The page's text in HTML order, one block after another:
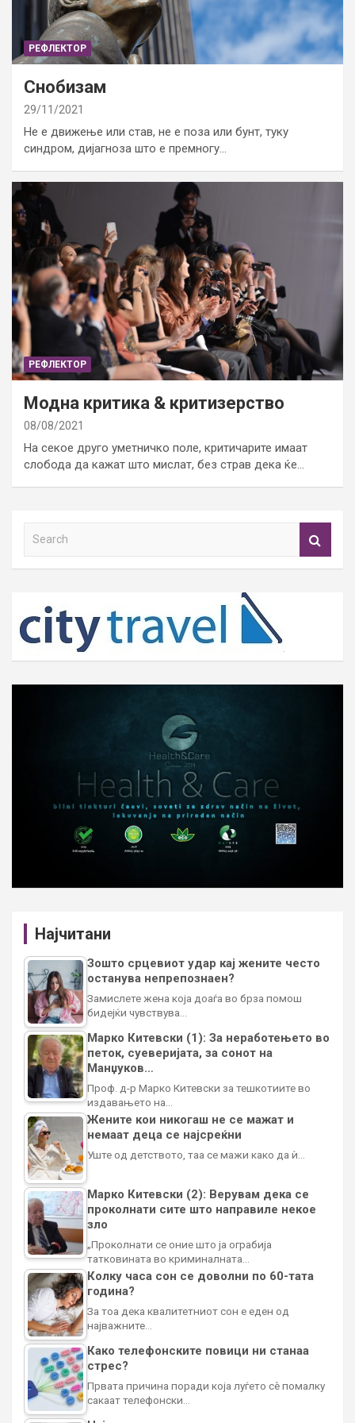
РЕФЛЕКТОР
Снобизам
29/11/2021
Не е движење или став, не е поза или бунт, туку
синдром, дијагноза што е премногу…
РЕФЛЕКТОР
Модна критика & критизерство
08/08/2021
На секое друго уметничко поле, критичарите имаат
слобода да кажат што мислат, без страв дека ќе…
h
Најчитани
Зошто срцевиот удар кај жените често
останува непрепознаен?
Замислете жена која доаѓа во брза помош
бидејќи чувствува…
Марко Китевски (1): За неработењето во
петок, суеверијата, за сонот на
Манџуков…
Проф. д-р Марко Китевски за тешкотиите во
издавањето на…
Жените кои никогаш не се мажат и
немаат деца се најсреќни
Уште од детството, таа се мажи како да ѝ…
Марко Китевски (2): Верувам дека се
проколнати сите што направиле некое
зло
„Проколнати се оние што ја ограбија
татковината во криминалната…
Колку часа сон се доволни по 60-тата
година?
За тоа дека квалитетниот сон е еден од
најважните…
Како телефонските повици ни станаа
стрес?
Првата причина поради која луѓето сè помалку
сакаат телефонски…